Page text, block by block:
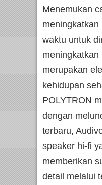
Menemukan
meningkatkan
waktu untuk
merupakan
kehidupan
POLYTRON
dengan
terbaru,
speaker hi-fi
memberikan
detail melalui